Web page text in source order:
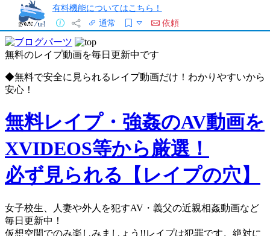
有料機能についてはこちら！
通常
依頼